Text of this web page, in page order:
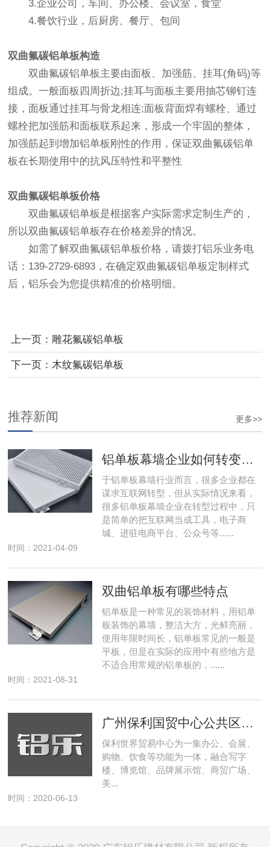
3.企业公司，车间、办公楼、会议室，食堂
4.餐饮行业，后厨房、餐厅、包间
双曲氟碳铝单板构造
双曲氟碳铝单板主要由面板、加强筋、挂耳(角码)等
组成。一般面板四周折边;挂耳与面板主要用抽芯铆钉连
接，面板通过挂耳与骨龙相连;面板背面焊有螺栓、通过
螺栓把加强筋和面板联系起来，形成一个牢固的整体，
加强筋起到增加铝单板刚性的作用，保证双曲氟碳铝单
板在长期使用中的抗风压特性和平整性
双曲氟碳铝单板价格
双曲氟碳铝单板是根据客户实际需求定制生产的，
所以双曲氟碳铝单板存在价格差异的情况。
如需了解双曲氟碳铝单板价格，请拨打铝乐业务电
话：139-2729-6893，在确定双曲氟碳铝单板定制样式
后，铝乐会为您提供精准的价格明细。
上一页： 雕花氟碳铝单板
下一页： 木纹氟碳铝单板
更多>>
推荐新闻
于铝单板幕墙行业而言，很多企业都在
谋求互联网转型，但从实际情况来看，
很多铝单板幕墙企业在转型过程中，只
是简单的把互联网当成工具，电子商
城、进驻电商平台、公众号等......
时间：2021-04-09
双曲铝单板有哪些特点
铝单板是一种常见的装饰材料，用铝单
板装饰的幕墙，整洁大方，光鲜亮丽，
使用年限时间长，铝单板常见的一般是
平板，但是在实际的应用中有些地方是
不适合用常规的铝单板的，......
时间：2021-08-31
保利世界贸易中心为一集办公、会展、
购物、饮食等功能为一体，融合写字
楼、博览馆、品牌展示馆、商贸广场、
美...
时间：2020-06-13